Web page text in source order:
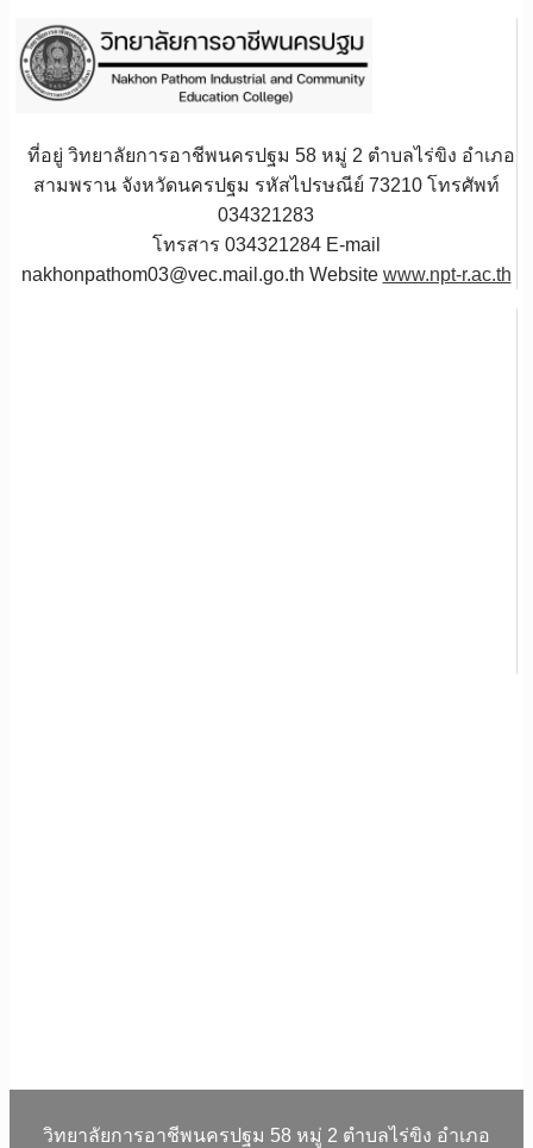
ที่อยู่ วิทยาลัยการอาชีพนครปฐม 58 หมู่ 2 ตำบลไร่ขิง อำเภอ
สามพราน จังหวัดนครปฐม รหัสไปรษณีย์ 73210 โทรศัพท์
034321283
โทรสาร 034321284 E-mail
nakhonpathom03@vec.mail.go.th Website www.npt-r.ac.th
วิทยาลัยการอาชีพนครปฐม 58 หมู่ 2 ตำบลไร่ขิง อำเภอ